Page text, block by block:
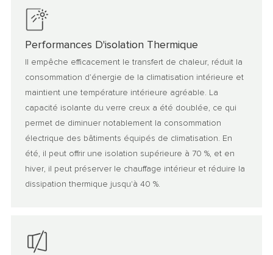
Performances D'isolation Thermique
Il empêche efficacement le transfert de chaleur, réduit la
consommation d’énergie de la climatisation intérieure et
maintient une température intérieure agréable. La
capacité isolante du verre creux a été doublée, ce qui
permet de diminuer notablement la consommation
électrique des bâtiments équipés de climatisation. En
été, il peut offrir une isolation supérieure à 70 %, et en
hiver, il peut préserver le chauffage intérieur et réduire la
dissipation thermique jusqu'à 40 %.